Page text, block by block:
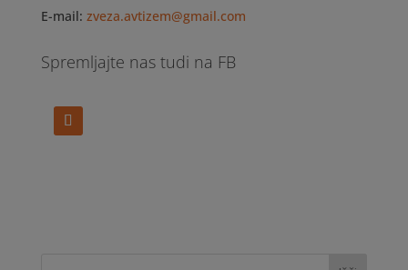
E-mail: zveza.avtizem@gmail.com
Spremljajte nas tudi na FB